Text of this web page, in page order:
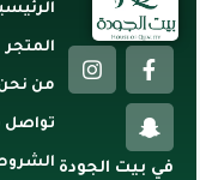
في بيت الجودة
المتجر
من
تواصل